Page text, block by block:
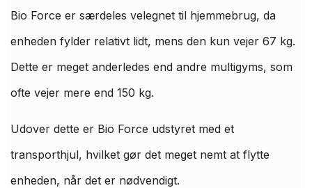
Bio Force er særdeles velegnet til hjemmebrug, da
enheden fylder relativt lidt, mens den kun vejer 67 kg.
Dette er meget anderledes end andre multigyms, som
ofte vejer mere end 150 kg.
Udover dette er Bio Force udstyret med et
transporthjul, hvilket gør det meget nemt at flytte
enheden, når det er nødvendigt.